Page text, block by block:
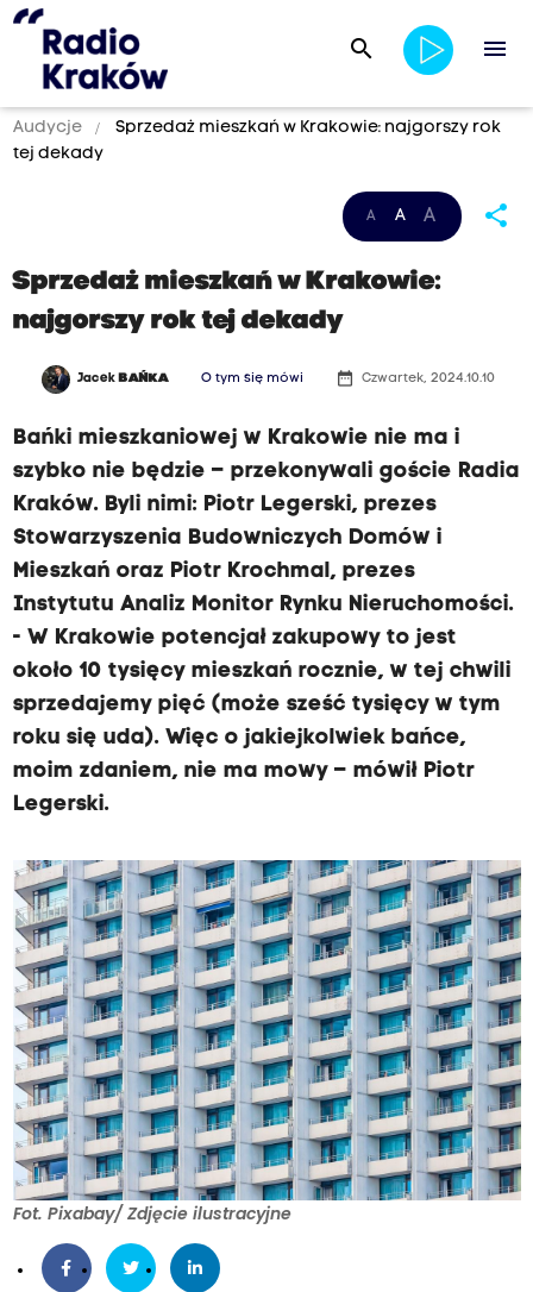
search menu
Audycje
Sprzedaż mieszkań w Krakowie: najgorszy rok
tej dekady
A A A share
Sprzedaż mieszkań w Krakowie:
najgorszy rok tej dekady
Jacek BAŃKA O tym się mówi date_range Czwartek, 2024.10.10
Bańki mieszkaniowej w Krakowie nie ma i
szybko nie będzie – przekonywali goście Radia
Kraków. Byli nimi: Piotr Legerski, prezes
Stowarzyszenia Budowniczych Domów i
Mieszkań oraz Piotr Krochmal, prezes
Instytutu Analiz Monitor Rynku Nieruchomości.
- W Krakowie potencjał zakupowy to jest
około 10 tysięcy mieszkań rocznie, w tej chwili
sprzedajemy pięć (może sześć tysięcy w tym
roku się uda). Więc o jakiejkolwiek bańce,
moim zdaniem, nie ma mowy – mówił Piotr
Legerski.
Fot. Pixabay/ Zdjęcie ilustracyjne